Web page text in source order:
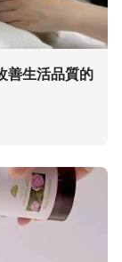
善生活品質的